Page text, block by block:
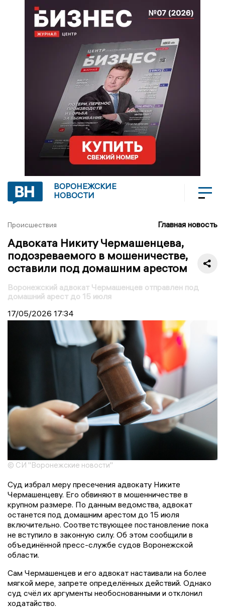
ВОРОНЕЖСКИЕ
НОВОСТИ
Происшествия Главная новость
Адвоката Никиту Чермашенцева,
подозреваемого в мошеничестве,
оставили под домашним арестом
Воронежский адвокат Чермашенцев отправлен под
домашний арест до 15 июля
17/05/2026 17:34
© СИ "Воронежские новости"
Суд избрал меру пресечения адвокату Никите
Чермашенцеву. Его обвиняют в мошенничестве в
крупном размере. По данным ведомства, адвокат
останется под домашним арестом до 15 июля
включительно. Соответствующее постановление пока
не вступило в законную силу. Об этом сообщили в
объединённой пресс-службе судов Воронежской
области.
Сам Чермашенцев и его адвокат настаивали на более
мягкой мере, запрете определённых действий. Однако
суд счёл их аргументы необоснованными и отклонил
ходатайство.